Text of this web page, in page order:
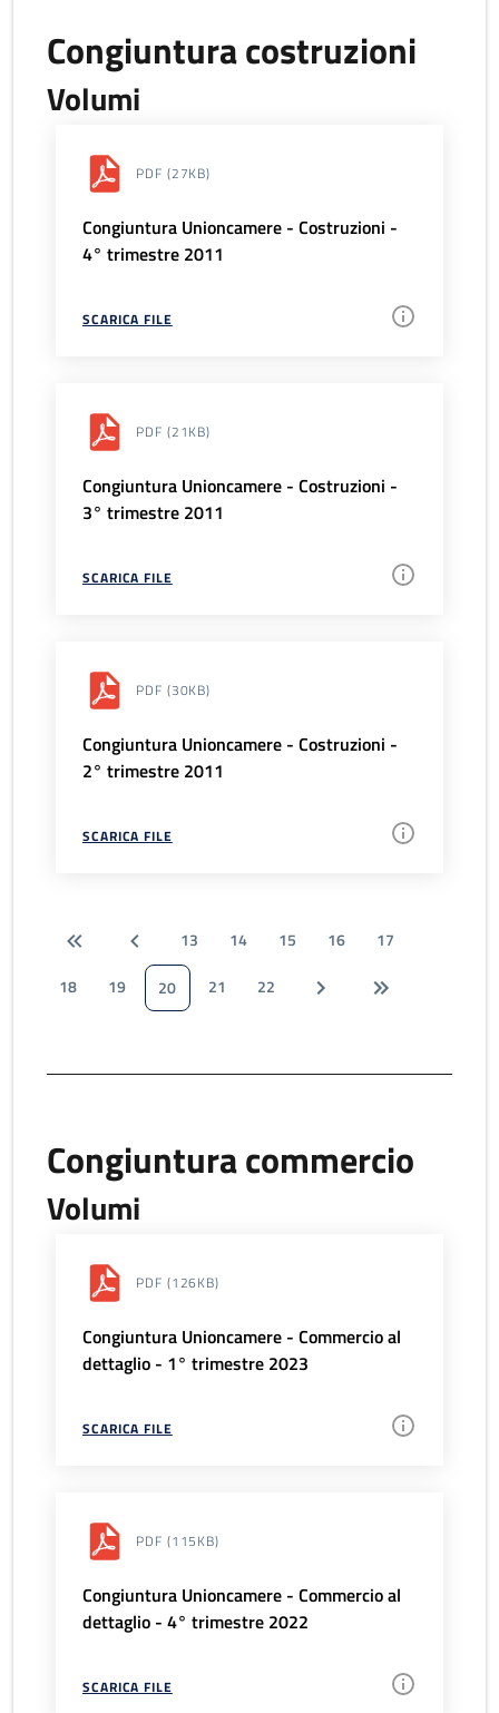
Congiuntura costruzioni
Volumi
PDF (27KB)
Congiuntura Unioncamere - Costruzioni -
4° trimestre 2011
SCARICA FILE
PDF (21KB)
Congiuntura Unioncamere - Costruzioni -
3° trimestre 2011
SCARICA FILE
PDF (30KB)
Congiuntura Unioncamere - Costruzioni -
2° trimestre 2011
SCARICA FILE
13 14 15 16
17
18
19 20 21 22
Congiuntura commercio
Volumi
PDF (126KB)
Congiuntura Unioncamere - Commercio al
dettaglio - 1° trimestre 2023
SCARICA FILE
PDF (115KB)
Congiuntura Unioncamere - Commercio al
dettaglio - 4° trimestre 2022
SCARICA FILE